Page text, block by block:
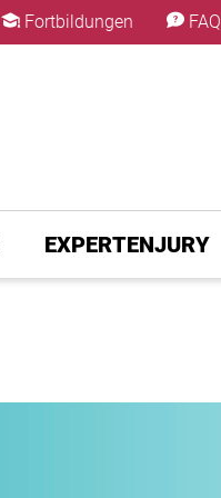
Fortbildungen FAQ
EXPERTENJURY